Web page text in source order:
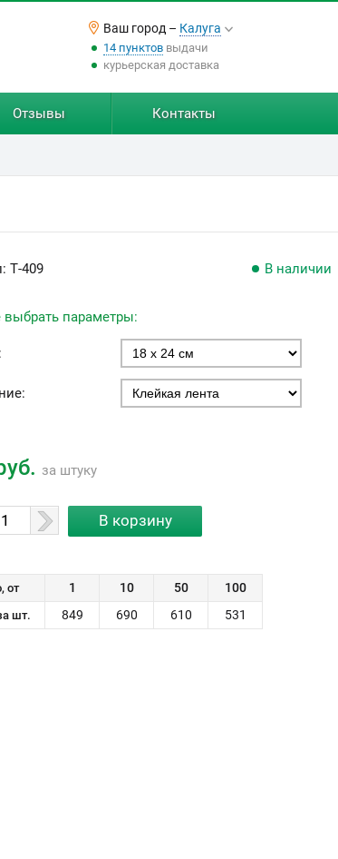
Ваш город – Калуга
14 пунктоввыдачи
курьерская доставка
Отзывы Контакты
Т-409 В наличии
параметры:
за штуку
от 1 10 50 100
шт. 849 690 610 531